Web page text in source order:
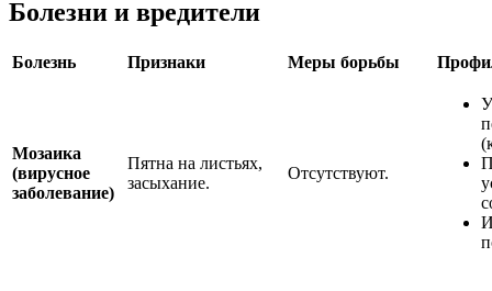
Болезни и вредители
Болезнь Признаки Меры борьбы
Мозаика
(вирусное
заболевание)
Пятна на листьях,
засыхание.
Отсутствуют.